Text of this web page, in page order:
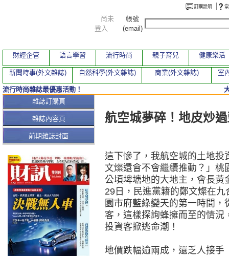
本期文章
航空城夢碎！地皮炒
這下慘了，我航空城的土地投
文燦還會不會繼續推動？」桃
公頃埤塘地的大地主，會長
29日，民進黨籍的鄭文燦在
園市府藍綠變天的第一時間
客，這樣探詢蜂擁而至的情況
投資客掀逃命潮！
地價跌幅逾兩成，還乏人接手
雜誌訂購頁
雜誌內容頁
前期雜誌封面
尚未
登入
帳號
(email)
財經企管 語言學習 流行時尚 親子育兒 健康樂活
新聞時事(外文雜誌) 自然科學(外文雜誌) 商業(外文雜誌) 室
流行時尚雜誌最優惠活動！